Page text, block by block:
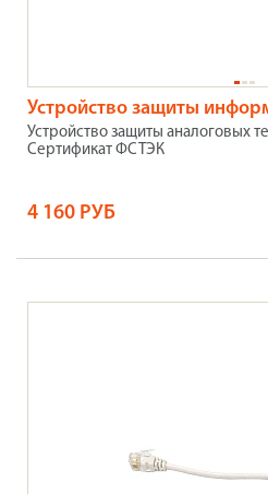
Устройство защиты
Устройство защиты аналоговых
Сертификат ФСТЭК
4 160 РУБ